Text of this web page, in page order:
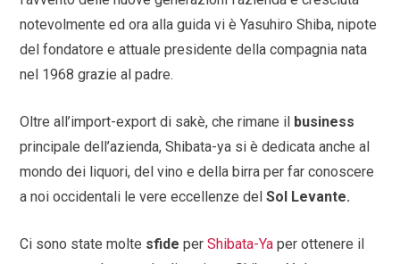
notevolmente ed ora alla guida vi è Yasuhiro Shiba, nipote
del fondatore e attuale presidente della compagnia nata
nel 1968 grazie al padre.
Oltre all’import-export di sakè, che rimane il business
principale dell’azienda, Shibata-ya si è dedicata anche al
mondo dei liquori, del vino e della birra per far conoscere
a noi occidentali le vere eccellenze delSol Levante.
Ci sono state molte sfide perShibata-Ya per ottenere il